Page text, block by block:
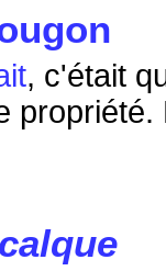
, c'était